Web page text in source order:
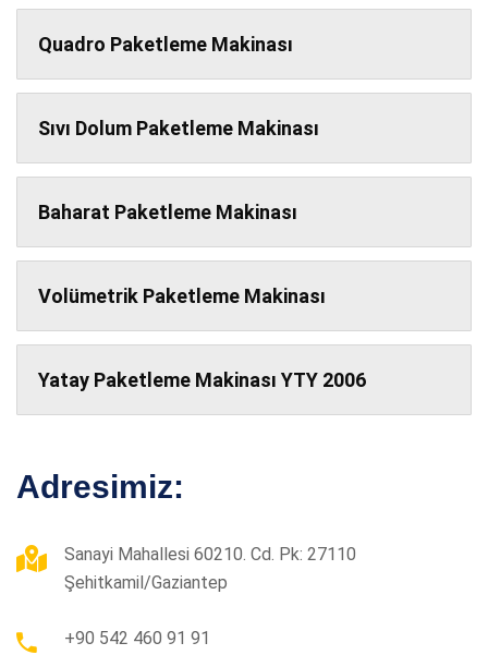
Quadro Paketleme Makinası
Sıvı Dolum Paketleme Makinası
Baharat Paketleme Makinası
Volümetrik Paketleme Makinası
Yatay Paketleme Makinası YTY 2006
Adresimiz:
Sanayi Mahallesi 60210. Cd. Pk: 27110
Şehitkamil/Gaziantep
+90 542 460 91 91